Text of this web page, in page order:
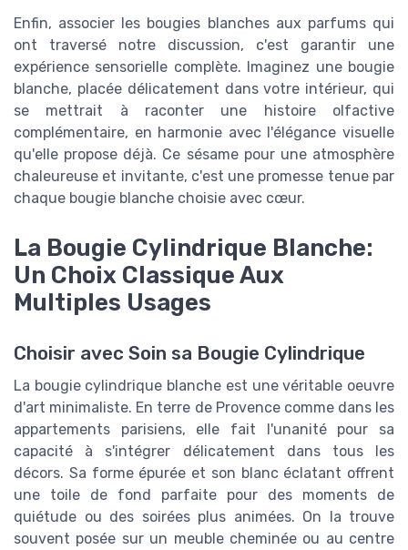
Enfin, associer les bougies blanches aux parfums qui
ont traversé notre discussion, c'est garantir une
expérience sensorielle complète. Imaginez une bougie
blanche, placée délicatement dans votre intérieur, qui
se mettrait à raconter une histoire olfactive
complémentaire, en harmonie avec l'élégance visuelle
qu'elle propose déjà. Ce sésame pour une atmosphère
chaleureuse et invitante, c'est une promesse tenue par
chaque bougie blanche choisie avec cœur.
La Bougie Cylindrique Blanche:
Un Choix Classique Aux
Multiples Usages
Choisir avec Soin sa Bougie Cylindrique
La bougie cylindrique blanche est une véritable oeuvre
d'art minimaliste. En terre de Provence comme dans les
appartements parisiens, elle fait l'unanité pour sa
capacité à s'intégrer délicatement dans tous les
décors. Sa forme épurée et son blanc éclatant offrent
une toile de fond parfaite pour des moments de
quiétude ou des soirées plus animées. On la trouve
souvent posée sur un meuble cheminée ou au centre